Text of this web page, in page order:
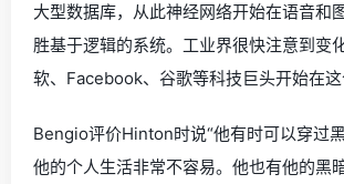
大型数据库，从此神经网络开始在语音和
胜基于逻辑的系统。工业界很快注意到变
软、Facebook、谷歌等科技巨头开始在这
Bengio评价Hinton时说“他有时可以穿过
他的个人生活非常不容易。他也有他的黑暗